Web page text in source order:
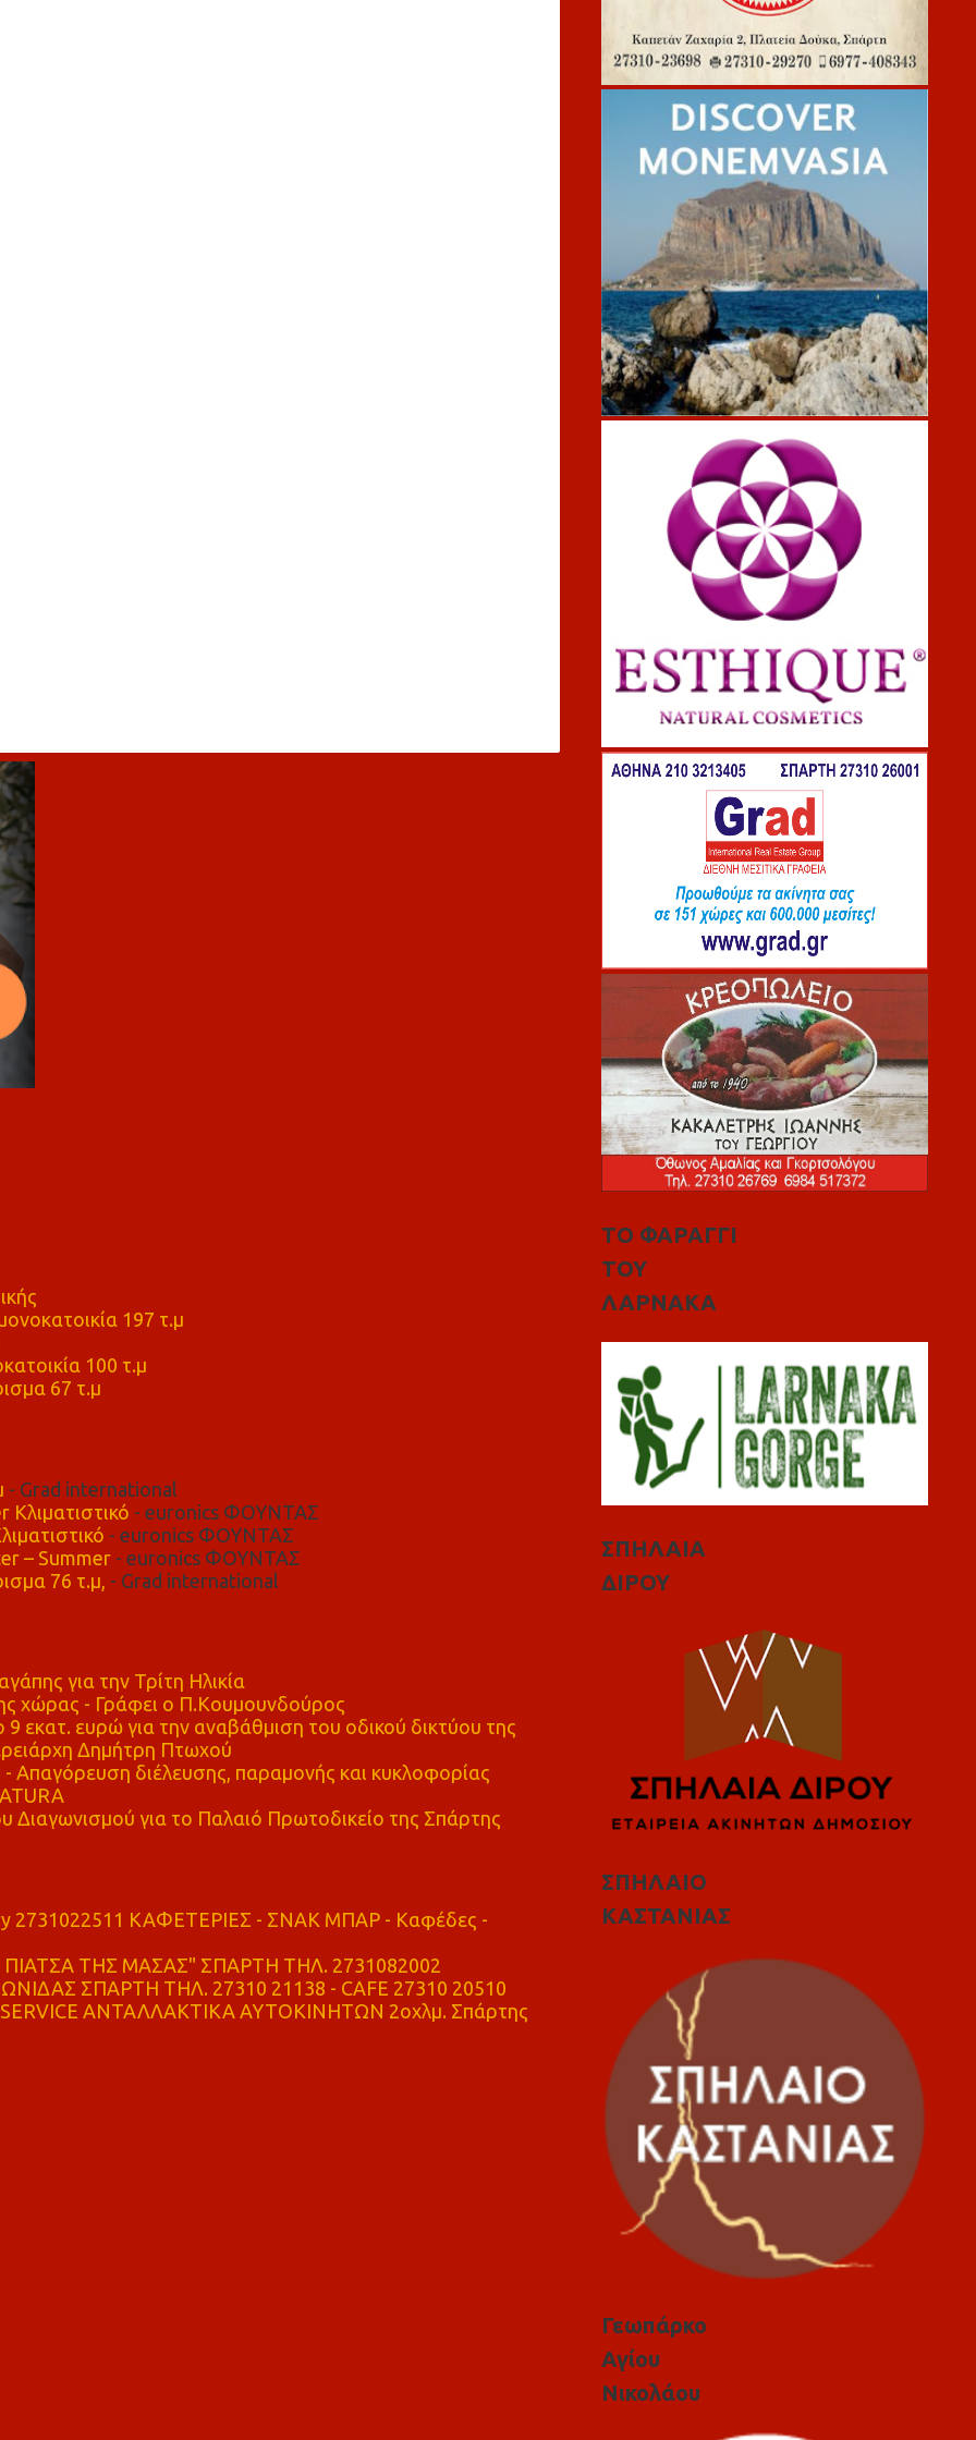
197 τ.μ
100 τ.μ
67 τ.μ
- Grad international
- euronics ΦΟΥΝΤΑΣ
- euronics ΦΟΥΝΤΑΣ
– Summer- euronics ΦΟΥΝΤΑΣ
76 τ.μ, - Grad international
για την Τρίτη Ηλικία
χώρας - Γράφει ο Π.Κουμουνδούρος
9 εκατ. ευρώ για την αναβάθμιση του οδικού δικτύου της
Δημήτρη Πτωχού
διέλευσης, παραμονής και κυκλοφορίας
Διαγωνισμού για το Παλαιό Πρωτοδικείο της Σπάρτης
2731022511 ΚΑΦΕΤΕΡΙΕΣ - ΣΝΑΚ ΜΠΑΡ - Καφέδες -
ΤΗΣ ΜΑΣΑΣ" ΣΠΑΡΤΗ ΤΗΛ. 2731082002
ΣΠΑΡΤΗ ΤΗΛ. 27310 21138 - CAFE 27310 20510
ΑΝΤΑΛΛΑΚΤΙΚΑ ΑΥΤΟΚΙΝΗΤΩΝ 2οχλμ. Σπάρτης
ΤΟ ΦΑΡΑΓΓΙ
ΤΟΥ
ΛΑΡΝΑΚΑ
ΣΠΗΛΑΙΑ
ΔΙΡΟΥ
ΣΠΗΛΑΙΟ
ΚΑΣΤΑΝΙΑΣ
Γεωπάρκο
Αγίου
Νικολάου